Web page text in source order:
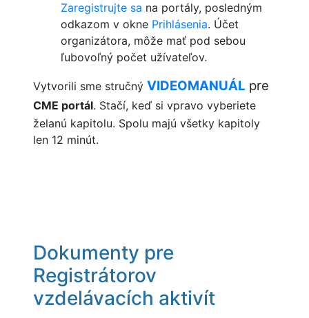
Zaregistrujte sa na portály, posledným
odkazom v okne Prihlásenia. Účet
organizátora, môže mať pod sebou
ľubovoľný počet užívateľov.
Vytvorili sme stručný VIDEOMANUÁL pre
CME portál. Stačí, keď si vpravo vyberiete
želanú kapitolu. Spolu majú všetky kapitoly
len 12 minút.
Dokumenty pre
Registrátorov
vzdelávacích aktivít